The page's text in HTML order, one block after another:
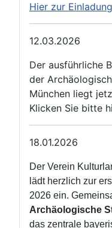
Hier zur Einladung
12.03.2026
Der ausführliche
der
München liegt
Klicken Sie bitte
18.01.2026
Der Verein
lädt herzlich zur
2026 ein.
Archäologische
das zentrale